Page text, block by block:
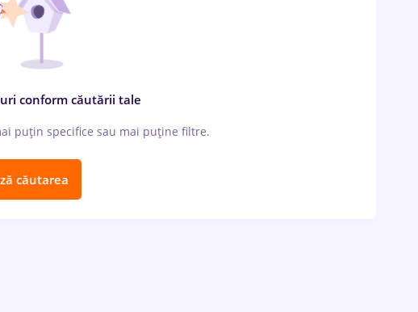
conform căutării tale
puțin specifice sau mai puține filtre.
căutarea